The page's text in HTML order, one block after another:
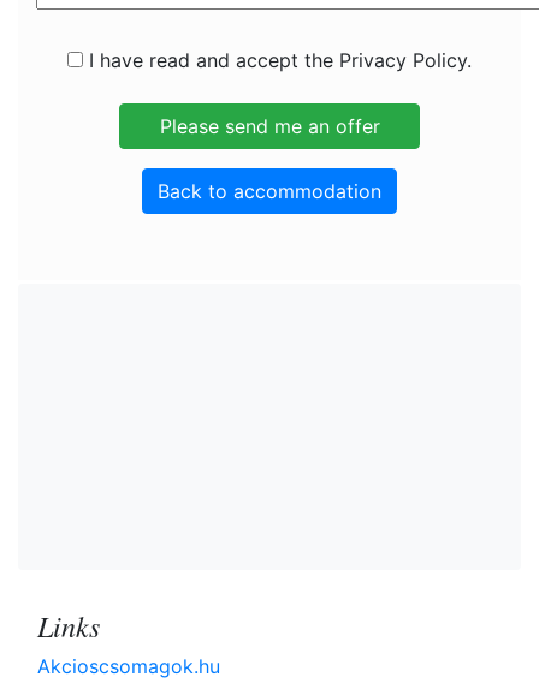
I have read and accept the Privacy Policy.
Back to accommodation
Links
Akcioscsomagok.hu